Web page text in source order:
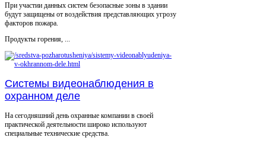
При участии данных систем безопасные зоны в здании
будут защищены от воздействия представляющих угрозу
факторов пожара.
Продукты горения, ...
Системы видеонаблюдения в
охранном деле
На сегодняшний день охранные компании в своей
практической деятельности широко используют
специальные технические средства.